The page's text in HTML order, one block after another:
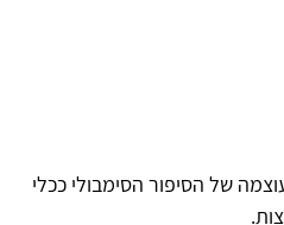
של הסיפור הסימבולי ככלי